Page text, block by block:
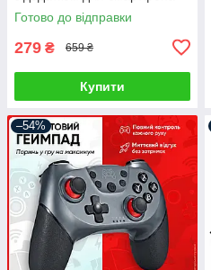
для дому
Готово до відправки
279 ₴ 659 ₴
Купити
–54%